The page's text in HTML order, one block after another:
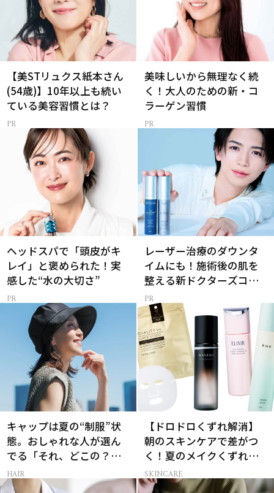
【美STリュクス紙本さん
(54歳)】10年以上も続い
ている美容習慣とは？
美味しいから無理なく続
く！大人のための新・コ
ラーゲン習慣
ヘッドスパで「頭皮がキ
レイ」と褒められた！実
感した“水の大切さ”
レーザー治療のダウンタ
イムにも！施術後の肌を
整える新ドクターズコス
メ
キャップは夏の“制服”状
態。おしゃれな人が選ん
でる「それ、どこの？」
と聞かれる100％完全遮光
のUV帽子とは？
HAIR
【ドロドロくずれ解消】
朝のスキンケアで差がつ
く！夏のメイクくずれ防
止術
SKINCARE